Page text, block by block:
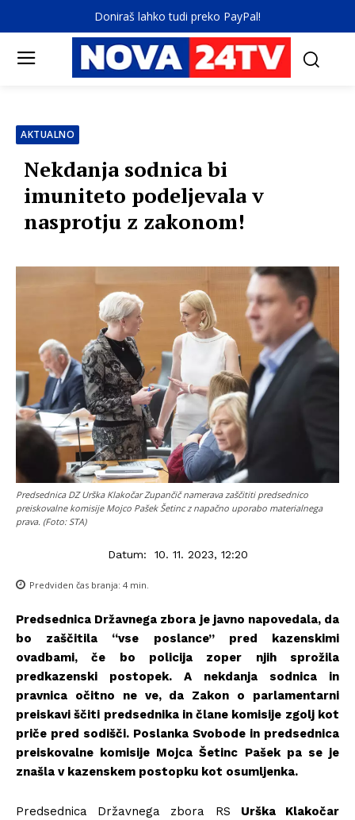
Doniraš lahko tudi preko PayPal!
AKTUALNO
Nekdanja sodnica bi
imuniteto podeljevala v
nasprotju z zakonom!
Predsednica DZ Urška Klakočar Zupančič namerava zaščititi predsednico
preiskovalne komisije Mojco Pašek Šetinc z napačno uporabo materialnega
prava. (Foto: STA)
Datum: 10. 11. 2023, 12:20
Predviden čas branja: 4 min.
Predsednica Državnega zbora je javno napovedala, da
bo zaščitila “vse poslance” pred kazenskimi
ovadbami, če bo policija zoper njih sprožila
predkazenski postopek. A nekdanja sodnica in
pravnica očitno ne ve, da Zakon o parlamentarni
preiskavi ščiti predsednika in člane komisije zgolj kot
priče pred sodišči. Poslanka Svobode in predsednica
preiskovalne komisije Mojca Šetinc Pašek pa se je
znašla v kazenskem postopku kot osumljenka.
Predsednica Državnega zbora RS Urška Klakočar